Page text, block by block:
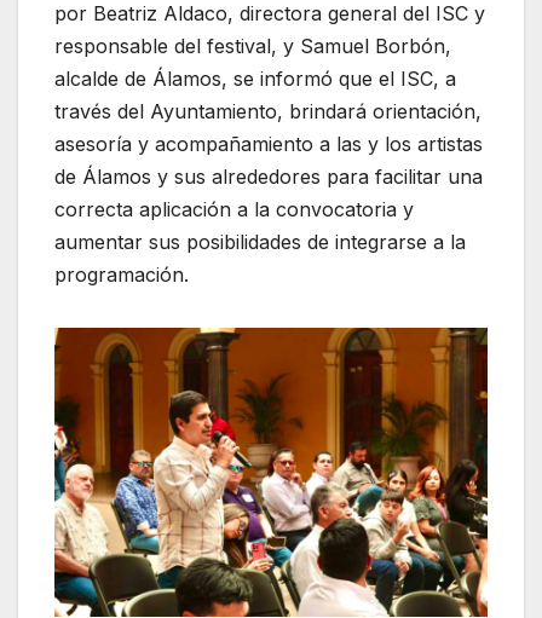
por Beatriz Aldaco, directora general del ISC y
responsable del festival, y Samuel Borbón,
alcalde de Álamos, se informó que el ISC, a
través del Ayuntamiento, brindará orientación,
asesoría y acompañamiento a las y los artistas
de Álamos y sus alrededores para facilitar una
correcta aplicación a la convocatoria y
aumentar sus posibilidades de integrarse a la
programación.